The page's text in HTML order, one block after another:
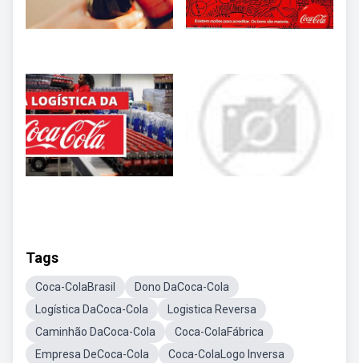
Tags
Coca-ColaBrasil
Dono DaCoca-Cola
Logística DaCoca-Cola
Logistica Reversa
Caminhão DaCoca-Cola
Coca-ColaFábrica
Empresa DeCoca-Cola
Coca-ColaLogo Inversa